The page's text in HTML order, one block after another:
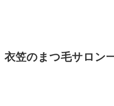
衣笠のまつ毛サロン